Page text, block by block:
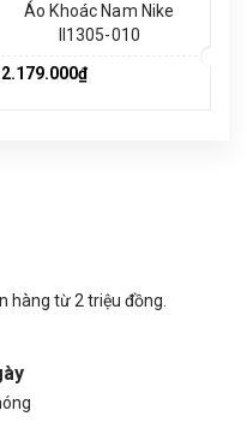
Áo Khoác Nam Nike
II1305-010
2.179.000₫
hàng từ 2 triệu đồng.